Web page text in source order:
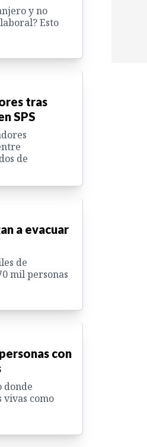
y no
Esto
tras
SPS
de
a evacuar
de
mil personas
con
donde
vivas como